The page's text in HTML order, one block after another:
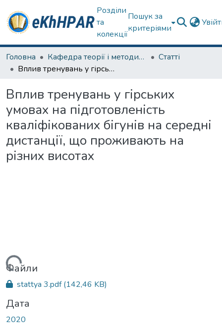
Розділи
та
колекції
Пошук за
критеріями
Головна Кафедра теорії і методики фізичного виховання
Статті
Вплив тренувань у гірських умовах на підготовленість кваліфікованих бігунів на середні дистанції, що проживають на різних висотах
Вплив тренувань у гірських
умовах на підготовленість
кваліфікованих бігунів на середні
дистанції, що проживають на
різних висотах
Файли
stattya 3.pdf(142,46 KB)
Дата
2020